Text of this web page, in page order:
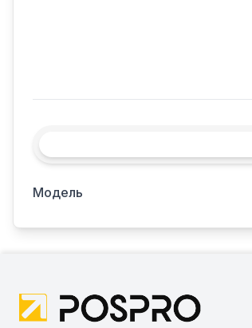
Модель